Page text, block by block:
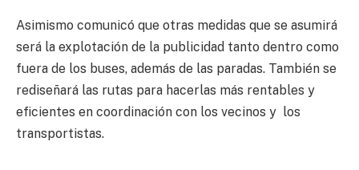
Asimismo comunicó que otras medidas que se asumirá
será la explotación de la publicidad tanto dentro como
fuera de los buses, además de las paradas. También se
rediseñará las rutas para hacerlas más rentables y
eficientes en coordinación con los vecinos y los
transportistas.